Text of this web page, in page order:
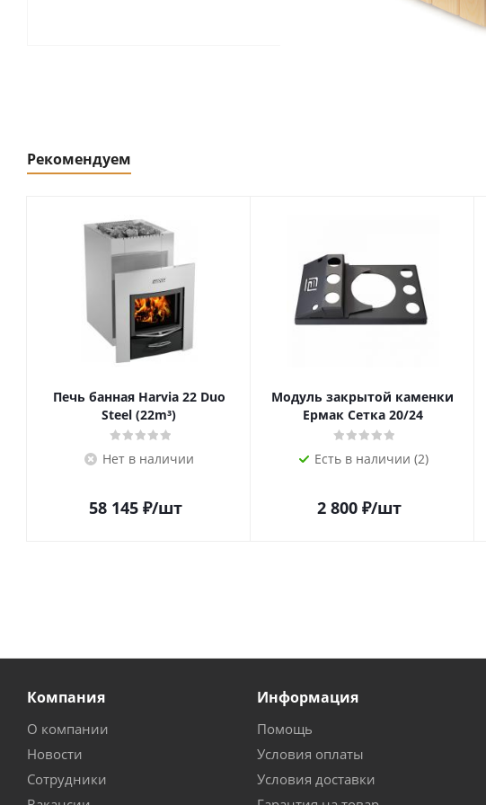
Рекомендуем
Печь банная Harvia 22 Duo
Steel (22m³)
Нет в наличии
58 145 ₽/шт
Модуль закрытой каменки
Ермак Сетка 20/24
Есть в наличии (2)
2 800 ₽/шт
Компания
О компании
Новости
Сотрудники
Информация
Помощь
Условия оплаты
Условия доставки